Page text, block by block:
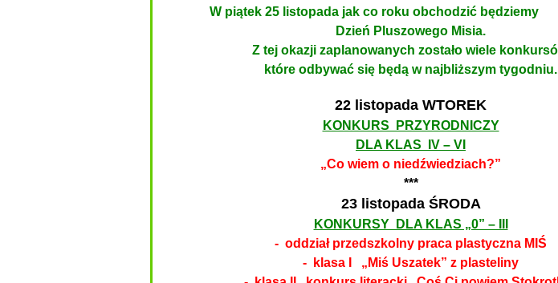
W piątek 25 listopada jak co roku
Dzień Pluszowego Misia.
Z tej okazji zaplanowanych zostało wiele
które odbywać się będą w najbliższym tygodniu.
22 listopada WTOREK
KONKURS PRZYRODNICZY
DLA KLAS IV – VI
„Co wiem o niedźwiedziach?”
***
23 listopada ŚRODA
KONKURSY DLA KLAS „0” – III
- oddział przedszkolny praca plastyczna MIŚ
- klasa I „Miś Uszatek” z plasteliny